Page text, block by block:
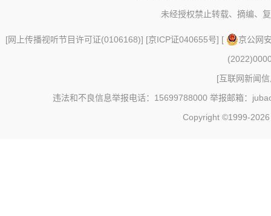
未经授权禁止转载、摘编、
[网上传播视听节目许可证(0106168)] [京ICP证040655号] [
京公网
[互联网新闻
违法和不良信息举报电话：15699788000 举报邮箱：
Copyright ©1999-